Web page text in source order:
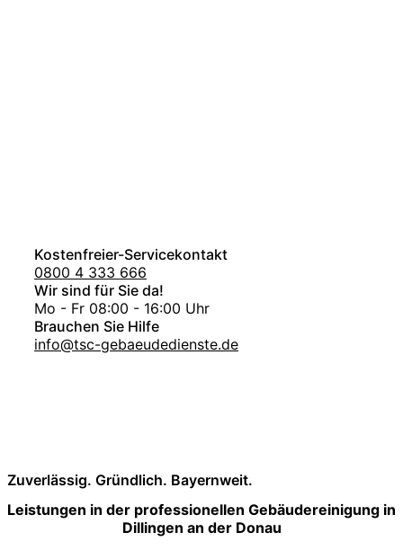
Kostenfreier-Servicekontakt
0800 4 333 666
Wir sind für Sie da!
Mo - Fr 08:00 - 16:00 Uhr
Brauchen Sie Hilfe
info@tsc-gebaeudedienste.de
Zuverlässig. Gründlich. Bayernweit.
Leistungen in der professionellen Gebäudereinigung in
Dillingen an der Donau